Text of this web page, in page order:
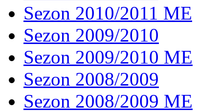
Sezon 2010/2011 ME
Sezon 2009/2010
Sezon 2009/2010 ME
Sezon 2008/2009
Sezon 2008/2009 ME